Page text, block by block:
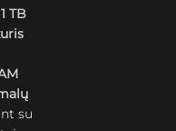
TB
su